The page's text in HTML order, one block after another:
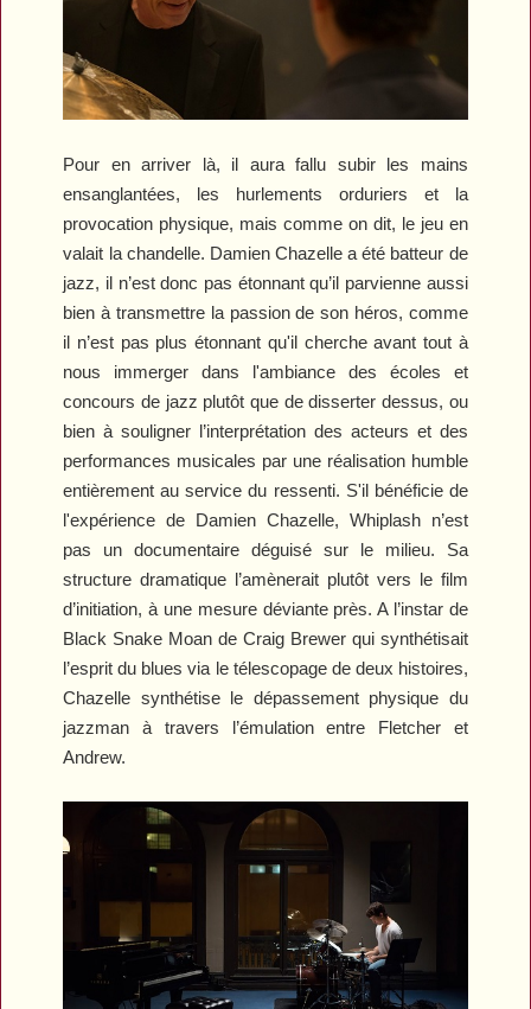
Pour en arriver là, il aura fallu subir les mains
ensanglantées, les hurlements orduriers et la
provocation physique, mais comme on dit, le jeu en
valait la chandelle. Damien Chazelle a été batteur de
jazz, il n’est donc pas étonnant qu’il parvienne aussi
bien à transmettre la passion de son héros, comme
il n’est pas plus étonnant qu'il cherche avant tout à
nous immerger dans l'ambiance des écoles et
concours de jazz plutôt que de disserter dessus, ou
bien à souligner l’interprétation des acteurs et des
performances musicales par une réalisation humble
entièrement au service du ressenti. S'il bénéficie de
l'expérience de Damien Chazelle, Whiplashn’est
pas un documentaire déguisé sur le milieu. Sa
structure dramatique l’amènerait plutôt vers le film
d’initiation, à une mesure déviante près. A l’instar de
Black Snake Moan de Craig Brewer qui synthétisait
l’esprit du blues via le télescopage de deux histoires,
Chazelle synthétise le dépassement physique du
jazzman à travers l’émulation entre Fletcher et
Andrew.